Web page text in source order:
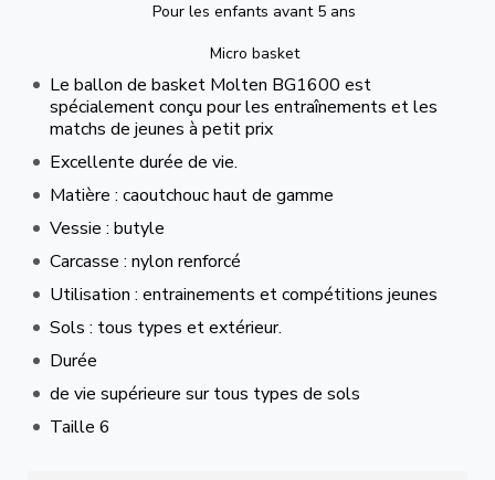
Pour les enfants avant 5 ans
Micro basket
Le ballon de basket Molten BG1600 est
spécialement conçu pour les entraînements et les
matchs de jeunes à petit prix
Excellente durée de vie.
Matière : caoutchouc haut de gamme
Vessie : butyle
Carcasse : nylon renforcé
Utilisation : entrainements et compétitions jeunes
Sols : tous types et extérieur.
Durée
de vie supérieure sur tous types de sols
Taille 6